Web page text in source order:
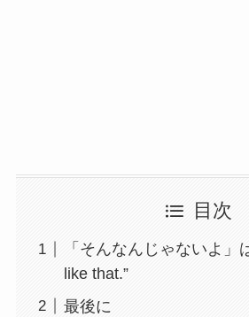
目次
「そんなんじゃないよ」
like that.”
最後に